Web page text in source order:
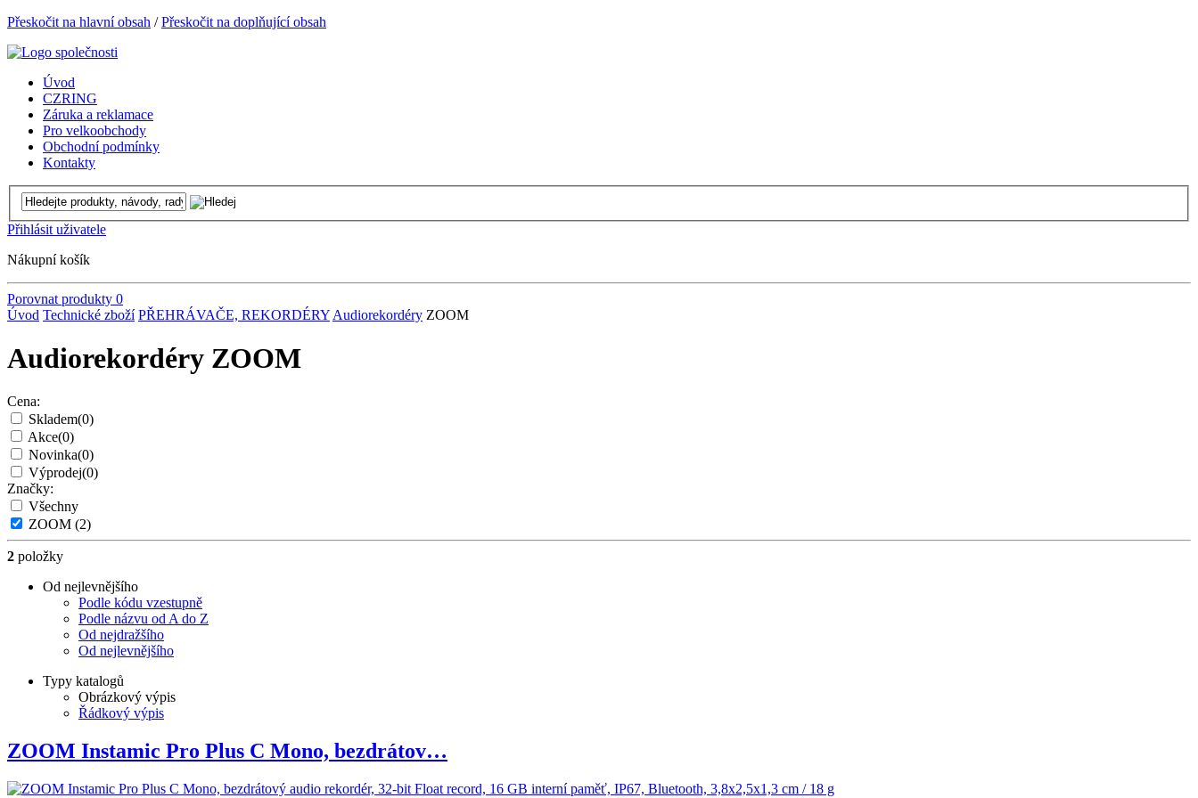
Přeskočit na hlavní obsah /Přeskočit na doplňující obsah
Úvod
CZRING
Záruka a reklamace
Pro velkoobchody
Obchodní podmínky
Kontakty
Přihlásit uživatele
Nákupní košík
Porovnat produkty 0
Úvod Technické zboží PŘEHRÁVAČE, REKORDÉRY Audiorekordéry ZOOM
Audiorekordéry ZOOM
Cena:
Skladem(0)
Akce(0)
Novinka(0)
Výprodej(0)
Značky:
Všechny
ZOOM (2)
2 položky
Od nejlevnějšího
Podle kódu vzestupně
Podle názvu od A do Z
Od nejdražšího
Od nejlevnějšího
Typy katalogů
Obrázkový výpis
Řádkový výpis
ZOOM Instamic Pro Plus C Mono, bezdrátov…